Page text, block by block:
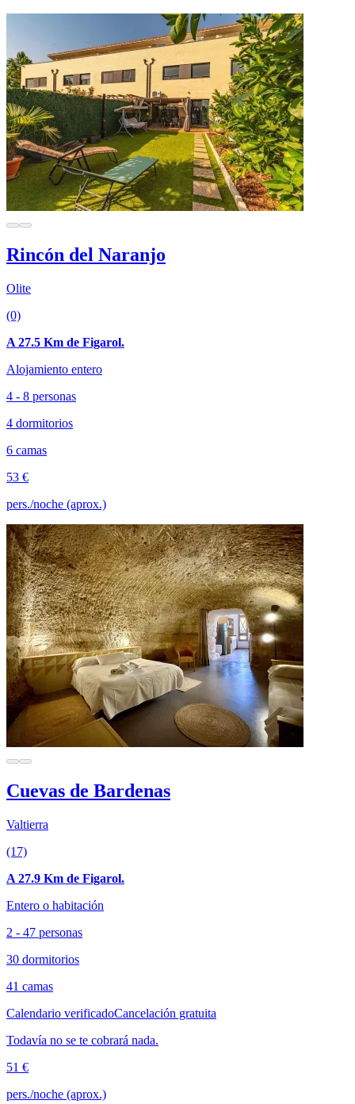
Rincón del Naranjo
Olite
(0)
A 27.5 Km de Figarol.
Alojamiento entero
4 - 8 personas
4 dormitorios
6 camas
53 €
pers./noche (aprox.)
Cuevas de Bardenas
Valtierra
(17)
A 27.9 Km de Figarol.
Entero o habitación
2 - 47 personas
30 dormitorios
41 camas
Calendario verificadoCancelación gratuita
Todavía no se te cobrará nada.
51 €
pers./noche (aprox.)